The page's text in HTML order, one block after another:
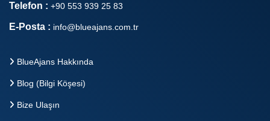
Telefon : +90 553 939 25 83
E-Posta : info@blueajans.com.tr
BlueAjans Hakkında
Blog (Bilgi Köşesi)
Bize Ulaşın